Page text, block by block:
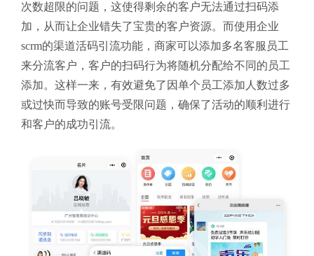
次数超限的问题，这使得剩余的客户无法通过扫码添
加，从而让企业错失了宝贵的客户资源。而使用企业
scrm的渠道活码引流功能，商家可以添加多名客服员工
来分流客户，客户的扫码行为将随机分配给不同的员工
添加。这样一来，有效避免了因单个员工添加人数过多
或过快而导致的账号受限问题，确保了活动的顺利进行
和客户的成功引流。